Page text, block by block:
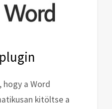
hogy a Word
kitöltse a